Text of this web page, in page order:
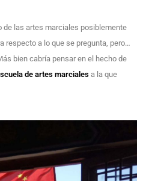
de las artes marciales posiblemente
respecto a lo que se pregunta, pero…
bien cabría pensar en el hecho de
de artes marciales a la que